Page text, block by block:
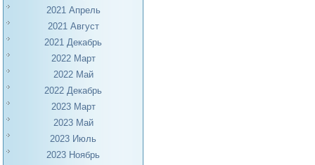
2021 Апрель
2021 Август
2021 Декабрь
2022 Март
2022 Май
2022 Декабрь
2023 Март
2023 Май
2023 Июль
2023 Ноябрь